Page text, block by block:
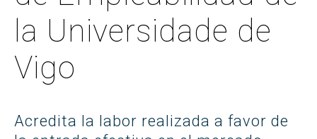
la Universidade de
Vigo
Acredita la labor realizada a favor de